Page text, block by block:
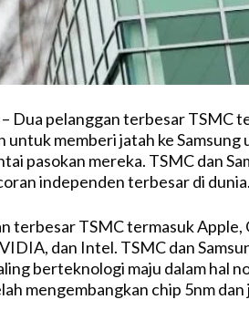
Dua pelanggan terbesar TSMC
untuk memberi jatah ke Samsung
pasokan mereka. TSMC dan
independen terbesar di dunia.
terbesar TSMC termasuk Apple,
dan Intel. TSMC dan
berteknologi maju dalam hal
mengembangkan chip 5nm dan